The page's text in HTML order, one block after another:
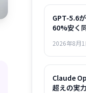
GPT-5.6
60%安く
2026年8月1
Claude
超えの実